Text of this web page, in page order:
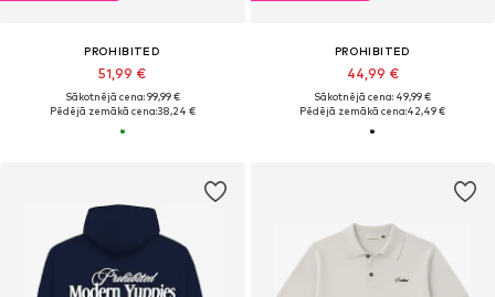
PROHIBITED
51,99 €
Sākotnējā cena: 99,99 €
Pēdējā zemākā cena:38,24 €
PROHIBITED
44,99 €
Sākotnējā cena: 49,99 €
Pēdējā zemākā cena:42,49 €